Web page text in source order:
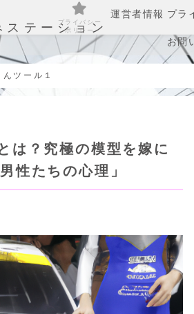
テーション
運営者情報 プラ
お問
んツール１
は？究極の模型を嫁に
性たちの心理」
プライバシー
ポリシー